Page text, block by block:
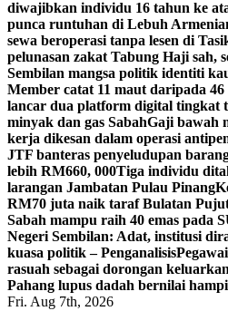
diwajibkan individu 16 tahun ke
punca runtuhan di Lebuh
sewa beroperasi tanpa lesen di
pelunasan zakat Tabung Haji sah,
Sembilan mangsa politik identiti
Member catat 11 maut daripada 46
lancar dua platform digital tingkat
minyak dan gas SabahGaji bawah
kerja dikesan dalam operasi
JTF banteras penyeludupan
lebih RM660, 000Tiga individu
larangan Jambatan Pulau Pinang
RM70 juta naik taraf Bulatan
Sabah mampu raih 40 emas pada
Negeri Sembilan: Adat, institusi
kuasa politik – Penganalisis
rasuah sebagai dorongan
Pahang lupus dadah bernilai
Fri. Aug 7th, 2026